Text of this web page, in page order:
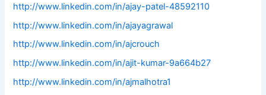
http://www.linkedin.com/in/ajay-patel-48592110
http://www.linkedin.com/in/ajayagrawal
http://www.linkedin.com/in/ajcrouch
http://www.linkedin.com/in/ajit-kumar-9a664b27
http://www.linkedin.com/in/ajmalhotra1